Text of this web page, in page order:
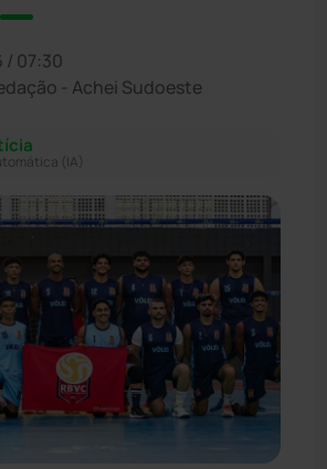
/ 07:30
- Achei Sudoeste
(IA)